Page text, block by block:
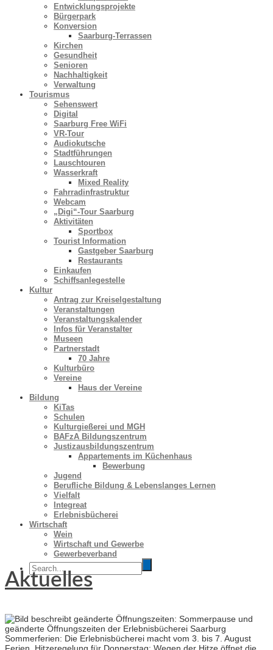
Entwicklungsprojekte
Bürgerpark
Konversion
Saarburg-Terrassen
Kirchen
Gesundheit
Senioren
Nachhaltigkeit
Verwaltung
Tourismus
Sehenswert
Digital
Saarburg Free WiFi
VR-Tour
Audiokutsche
Stadtführungen
Lauschtouren
Wasserkraft
Mixed Reality
Fahrradinfrastruktur
Webcam
„Digi“-Tour Saarburg
Aktivitäten
Sportbox
Tourist Information
Gastgeber Saarburg
Restaurants
Einkaufen
Schiffsanlegestelle
Kultur
Antrag zur Kreiselgestaltung
Veranstaltungen
Veranstaltungskalender
Infos für Veranstalter
Museen
Partnerstadt
70 Jahre
Kulturbüro
Vereine
Haus der Vereine
Bildung
KiTas
Schulen
Kulturgießerei und MGH
BAFzA Bildungszentrum
Justizausbildungszentrum
Appartements im Küchenhaus
Bewerbung
Jugend
Berufliche Bildung & Lebenslanges Lernen
Vielfalt
Integreat
Erlebnisbücherei
Wirtschaft
Wein
Wirtschaft und Gewerbe
Gewerbeverband
Aktuelles